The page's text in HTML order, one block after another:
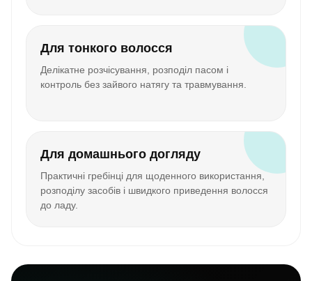
Для тонкого волосся
Делікатне розчісування, розподіл пасом і
контроль без зайвого натягу та травмування.
Для домашнього догляду
Практичні гребінці для щоденного використання,
розподілу засобів і швидкого приведення волосся
до ладу.